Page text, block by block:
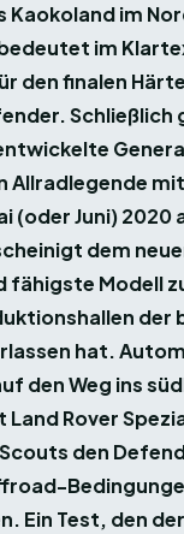
Kaokoland im
im
den finalen
Schließlich
(oder Juni) 2020
dem
Modell
der
hat.
den Weg ins
Rover
den
Ein Test, den